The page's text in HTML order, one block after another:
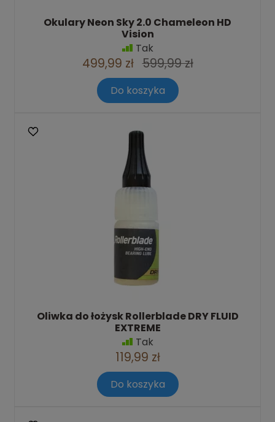
Okulary Neon Sky 2.0 Chameleon HD
Vision
Tak
499,99 zł 599,99 zł
Do koszyka
Oliwka do łożysk Rollerblade DRY FLUID
EXTREME
Tak
119,99 zł
Do koszyka